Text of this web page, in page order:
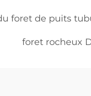
foret de puits
foret rocheux